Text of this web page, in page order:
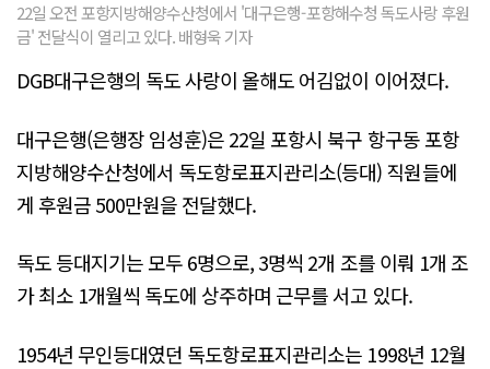
22일 오전 포항지방해양수산청에서 '대구은행-포항해수청 독도사랑 후원
금' 전달식이 열리고 있다. 배형욱 기자
DGB대구은행의 독도 사랑이 올해도 어김없이 이어졌다.
대구은행(은행장 임성훈)은 22일 포항시 북구 항구동 포항
지방해양수산청에서 독도항로표지관리소(등대) 직원들에
게 후원금 500만원을 전달했다.
독도 등대지기는 모두 6명으로, 3명씩 2개 조를 이뤄 1개 조
가 최소 1개월씩 독도에 상주하며 근무를 서고 있다.
1954년 무인등대였던 독도항로표지관리소는 1998년 12월